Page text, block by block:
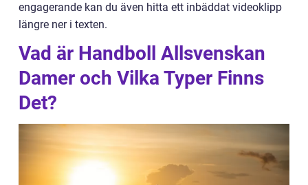
engagerande kan du även hitta ett inbäddat videoklipp
längre ner i texten.
Vad är Handboll Allsvenskan
Damer och Vilka Typer Finns
Det?